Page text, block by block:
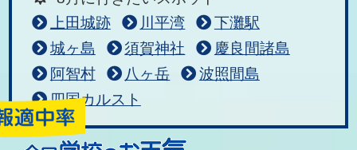
上田城跡
川平湾
下灘駅
城ヶ島
須賀神社
慶良間諸島
阿智村
八ヶ岳
波照間島
四国カルスト